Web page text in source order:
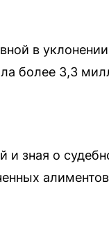
в
более 3,3
и зная о